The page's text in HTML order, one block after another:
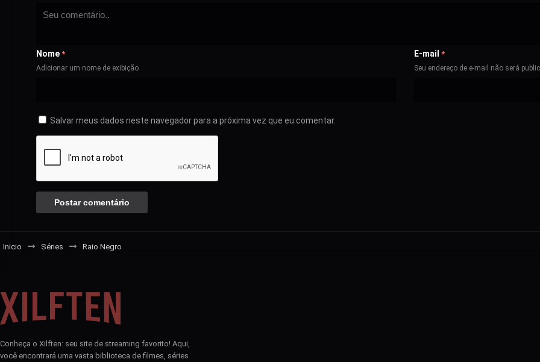
Nome *
Adicionar um nome de exibição
E-mail *
Seu endereço de e-mail não será
Salvar meus dados neste navegador para a próxima vez que eu comentar.
Inicio Séries Raio Negro
Conheça o Xilften: seu site de streaming favorito! Aqui,
você encontrará uma vasta biblioteca de filmes, séries